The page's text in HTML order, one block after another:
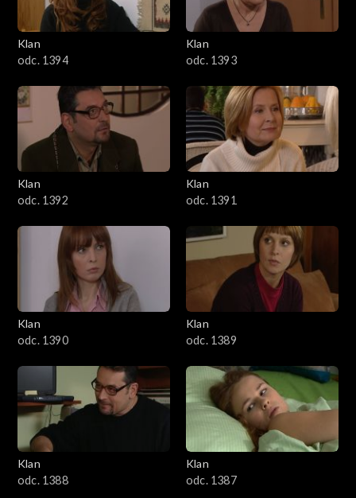
3401–3500
3201–3300
3101–3200
3001–3100
2901–3000
2801–2900
2701–2800
2501–2600
2401–2500
2301–2400
Klan
odc. 1394
Klan
odc. 1393
Klan
odc. 1392
Klan
odc. 1391
Klan
odc. 1390
Klan
odc. 1389
Klan
odc. 1388
Klan
odc. 1387